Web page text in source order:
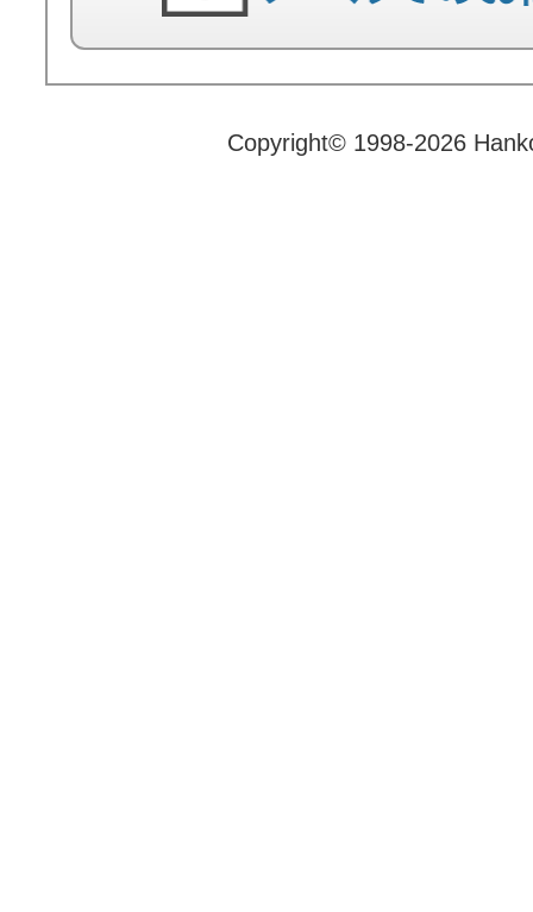
Copyright© 1998-2026